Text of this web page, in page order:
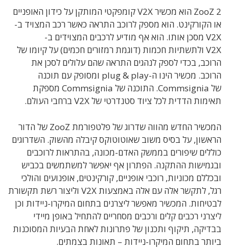
ZooZ 2 הוא מכשיר V2X קומפקטי המותקן על כידון האופניים
או הקורקינט. הוא מספק לרוכב התראה כאשר רכב המצויד ב-
V2X מסכן אותו. הוא אף מודיע לרכבים המצוידים ב-
V2X ולתשתיות חכמות (דוגמת רמזורים חכמים) על קיומו של
הרוכב, בכדי לספק לנהגים התראה שהם עלולים לסכן את
הרוכב. מכשיר הינו ה-plug & play ומסופק עם תוכנה
של Commsignia. התוכנה של Commsignia מספקת
תאימות הדדית לכל ציוד סטנדרטי של V2X ברחבי העולם.
המכשיר החדש מהווה שדרוג של פלטפורמת ZooZ של הדור
הראשון, על בסיס משוב שאוטוטוקס קיבלה מהשוק. השדרוגים
כוללים שיפורים בממשק האדם-מכונה, בהתראות לרוכבים
ובגמישות ההתקנה. הפתרון אף יאפשר למשתמשים בכביש
ובכללם מכוניות, רוכבי אופניים, קורקינטים, אופנועים והולכי
רגל, לתקשר אלה עם אלה באמצעות V2X וליצור רשת תקשורת
לבטיחות. המכשיר מאפשר ליצרנים בתחום המיקרו-ניידות וכן
ליצרני רכבים קלים ורכבים מסחריים להתחיל באופן מיידי
בבדיקה, תיקוף ותכנון של פתרונות לאחת הבעיות המסוכנות
ביותר בתחום המיקרו-ניידות – תאונות בצמתים.